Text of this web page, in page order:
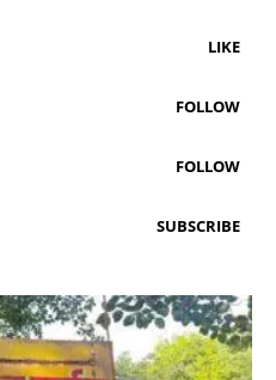
LIKE
FOLLOW
FOLLOW
SUBSCRIBE